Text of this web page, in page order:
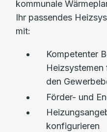
kommunale
Ihr passendes
mit:
Kompetenter
Heizsystemen
den
Förder- und
konfigurieren